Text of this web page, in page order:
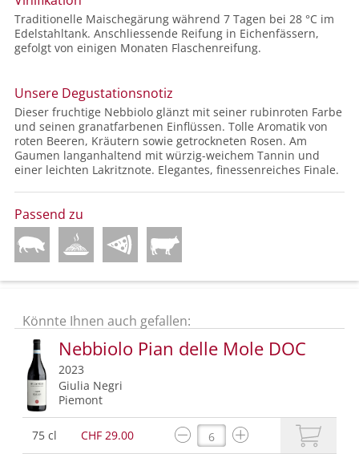
Traditionelle Maischegärung während 7 Tagen bei 28 °C im
Edelstahltank. Anschliessende Reifung in Eichenfässern,
gefolgt von einigen Monaten Flaschenreifung.
Unsere Degustationsnotiz
Dieser fruchtige Nebbiolo glänzt mit seiner rubinroten Farbe
und seinen granatfarbenen Einflüssen. Tolle Aromatik von
roten Beeren, Kräutern sowie getrockneten Rosen. Am
Gaumen langanhaltend mit würzig-weichem Tannin und
einer leichten Lakritznote. Elegantes, finessenreiches Finale.
Passend zu
Könnte Ihnen auch gefallen:
Nebbiolo Pian delle Mole DOC
2023
Giulia Negri
Piemont
75 cl CHF 29.00